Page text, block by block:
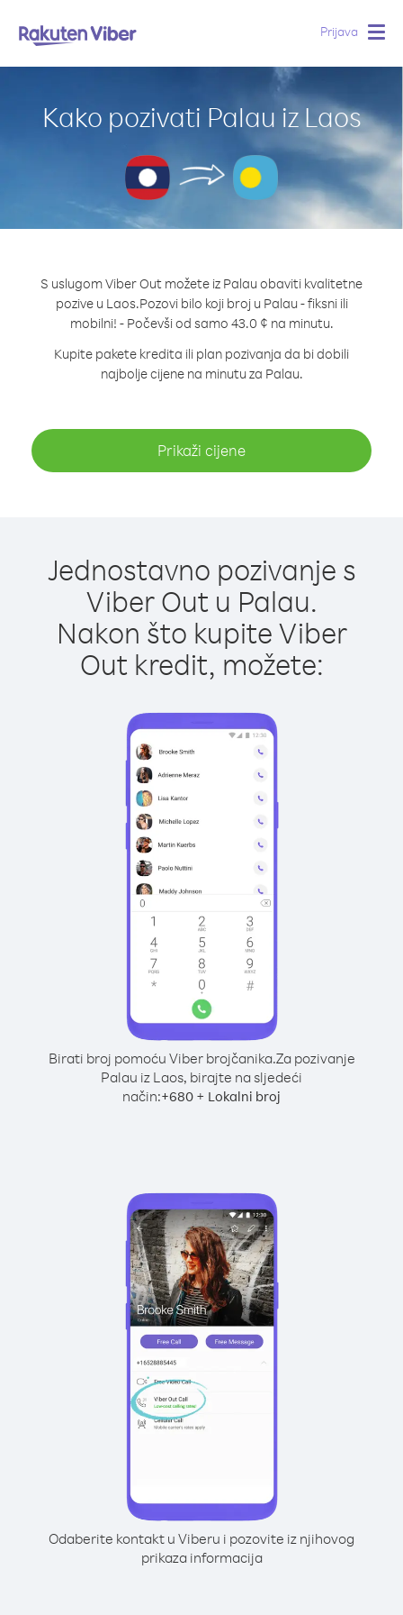
Prijava
Kako pozivati Palau iz Laos
S uslugom Viber Out možete iz Palau obaviti kvalitetne
pozive u Laos.Pozovi bilo koji broj u Palau - fiksni ili
mobilni! - Počevši od samo 43.0 ¢ na minutu.
Kupite pakete kredita ili plan pozivanja da bi dobili
najbolje cijene na minutu za Palau.
Prikaži cijene
Jednostavno pozivanje s
Viber Out u Palau.
Nakon što kupite Viber
Out kredit, možete:
Birati broj pomoću Viber brojčanika.Za pozivanje
Palau iz Laos, birajte na sljedeći
način:+680 + Lokalni broj
Odaberite kontakt u Viberu i pozovite iz njihovog
prikaza informacija